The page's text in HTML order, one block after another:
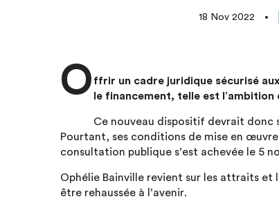
18 Nov 2022 •
O ffrir un cadre juridique sécurisé
le financement, telle est
Ce nouveau dispositif devrait donc
Pourtant, ses conditions de mise en
consultation publique s’est achevée le 5
Ophélie Bainville revient sur les attraits
être rehaussée à l’avenir.